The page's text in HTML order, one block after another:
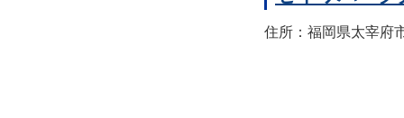
住所：福岡県太宰府